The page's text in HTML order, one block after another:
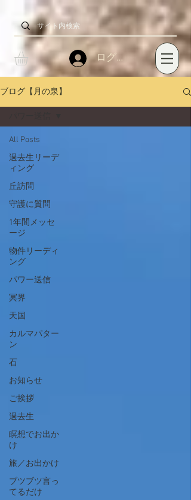
ログイン
ブログ【月の泉】
All Posts
過去生リーデ
ィング
丘訪問
守護に質問
1年間メッセ
ージ
物件リーディ
ング
パワー送信
冥界
天国
カルマパター
ン
石
お知らせ
ご挨拶
過去生
瞑想でお出か
け
旅／お出かけ
ブツブツ言っ
てるだけ